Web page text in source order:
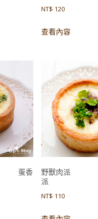
NT$ 120
查看內容
蛋香
野獸肉
派
NT$ 110